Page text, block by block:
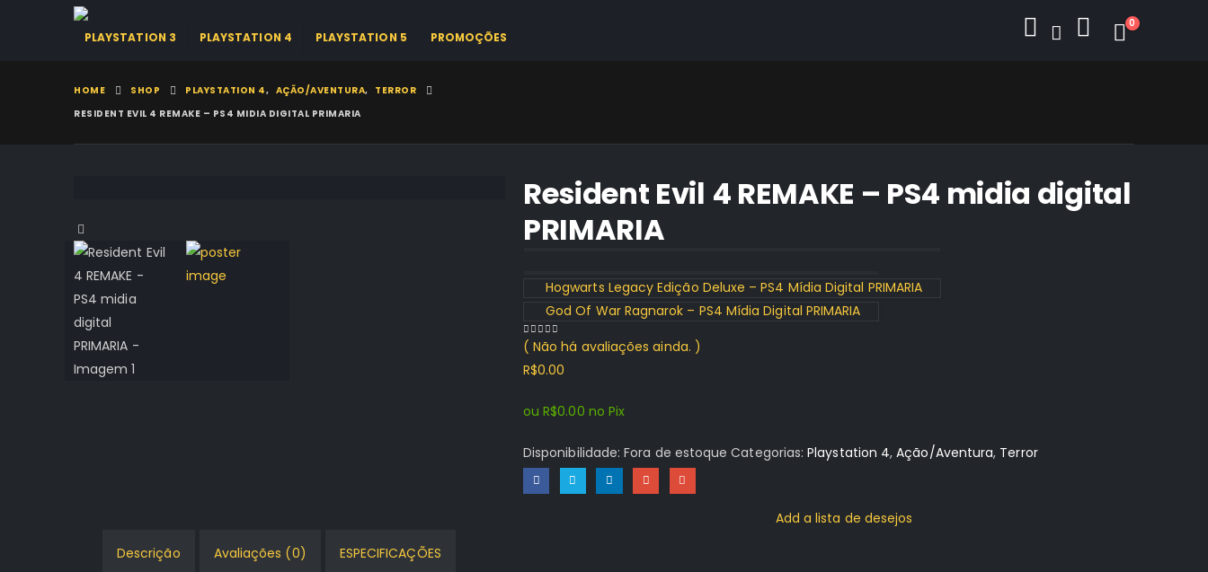
PLAYSTATION 3 PLAYSTATION 4 PLAYSTATION 5 PROMOÇÕES
0
HOME SHOP PLAYSTATION 4, AÇÃO/AVENTURA, TERROR
RESIDENT EVIL 4 REMAKE – PS4 MIDIA DIGITAL PRIMARIA
Resident Evil 4 REMAKE – PS4 midia digital
PRIMARIA
Hogwarts Legacy Edição Deluxe – PS4 Mídia Digital PRIMARIA
God Of War Ragnarok – PS4 Mídia Digital PRIMARIA
0 out of 5
( Não há avaliações ainda. )
R$0.00
ou R$0.00 no Pix
Disponibilidade:Fora de estoque Categorias:Playstation 4,Ação/Aventura, Terror
Add a lista de desejos
Descrição
Avaliações (0) ESPECIFICAÇÕES